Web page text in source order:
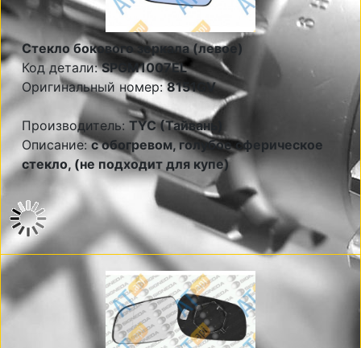
Стекло бокового зеркала (левое)
Код детали:SPGM1007EL
Оригинальный номер:8151GV
Производитель: TYC (Тайвань)
Описание:с обогревом, голубое сферическое
стекло, (не подходит для купе)